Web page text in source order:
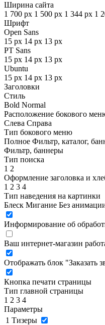
Ширина сайта
1 700 px 1 500 px 1 344 px 1
Шрифт
Open Sans
15 px 14 px 13 px
PT Sans
15 px 14 px 13 px
Ubuntu
15 px 14 px 13 px
Заголовки
Стиль
Bold Normal
Расположение бокового
Слева Справа
Тип бокового меню
Полное Фильтр, каталог,
Фильтр, баннеры
Тип поиска
1 2
Оформление заголовка и
1 2 3 4
Тип наведения на картинки
Блеск Мигание Без
Информирование об
Ваш интернет-магазин
Отображать блок "Заказать
Кнопка печати страницы
Тип главной страницы
1 2 3 4
Параметры
1 Тизеры